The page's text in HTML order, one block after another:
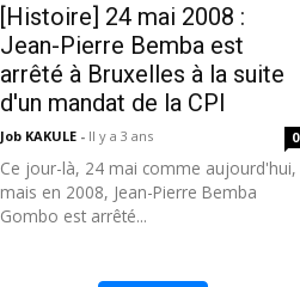
[Histoire] 24 mai 2008 :
Jean-Pierre Bemba est
arrêté à Bruxelles à la suite
d'un mandat de la CPI
Job KAKULE - Il y a 3 ans 0
Ce jour-là, 24 mai comme aujourd'hui,
mais en 2008, Jean-Pierre Bemba
Gombo est arrêté...